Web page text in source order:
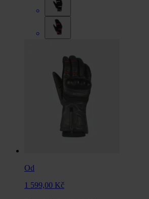
Od
1 599,00 Kč